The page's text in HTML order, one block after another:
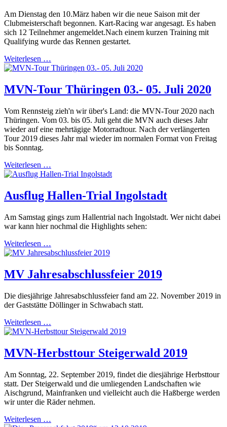
Am Dienstag den 10.März haben wir die neue Saison mit der
Clubmeisterschaft begonnen. Kart-Racing war angesagt. Es haben
sich 12 Teilnehmer angemeldet.Nach einem kurzen Training mit
Qualifying wurde das Rennen gestartet.
Weiterlesen …
MVN-Tour Thüringen 03.- 05. Juli 2020
Vom Rennsteig zieh'n wir über's Land: die MVN-Tour 2020 nach
Thüringen. Vom 03. bis 05. Juli geht die MVN auch dieses Jahr
wieder auf eine mehrtägige Motorradtour. Nach der verlängerten
Tour 2019 dieses Jahr mal wieder im normalen Format von Freitag
bis Sonntag.
Weiterlesen …
Ausflug Hallen-Trial Ingolstadt
Am Samstag gings zum Hallentrial nach Ingolstadt. Wer nicht dabei
war kann hier nochmal die Highlights sehen:
Weiterlesen …
MV Jahresabschlussfeier 2019
Die diesjährige Jahresabschlussfeier fand am 22. November 2019 in
der Gaststätte Döllinger in Schwabach statt.
Weiterlesen …
MVN-Herbsttour Steigerwald 2019
Am Sonntag, 22. September 2019, findet die diesjährige Herbsttour
statt. Der Steigerwald und die umliegenden Landschaften wie
Aischgrund, Mainfranken und vielleicht auch die Haßberge werden
wir unter die Räder nehmen.
Weiterlesen …